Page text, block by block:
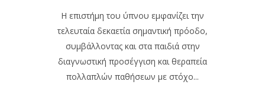
Η επιστήμη του ύπνου εμφανίζει την
τελευταία δεκαετία σημαντική πρόοδο,
συμβάλλοντας και στα παιδιά στην
διαγνωστική προσέγγιση και θεραπεία
πολλαπλών παθήσεων με στόχο...